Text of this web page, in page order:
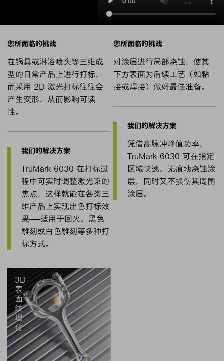
在锅具或淋浴喷头等三维成
型的日常产品上进行打标，
而采用 2D 激光打标往往会
产生变形，从而影响可读
性。
TruMark 6030 在打标过
程中可实时调整激光束的
焦点，这样就能在各类三
维产品上实现出色打标效
果——适用于回火、黑色
雕刻或白色雕刻等多种打
标方式。
对涂层进行局部烧蚀，使其
下方表面为后续工艺（如粘
接或焊接）做好最佳准备。
凭借高脉冲峰值功率，
TruMark 6030 可在指定
区域快速、无痕地烧蚀涂
层，同时又不损伤其周围
涂层。
3D
表
面
纹
理
化